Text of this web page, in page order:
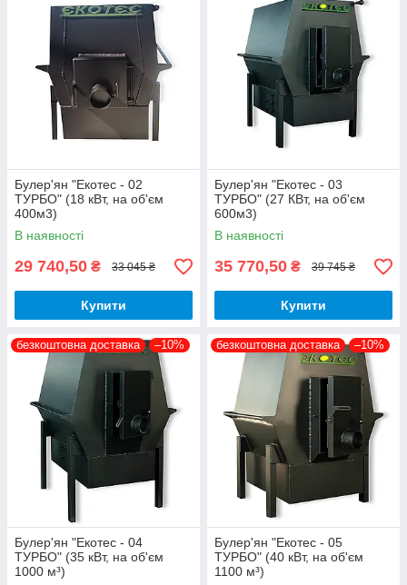
Булер'ян "Екотес - 02
ТУРБО" (18 кВт, на об'єм
400м3)
В наявності
29 740,50 ₴ 33 045 ₴
Купити
Булер'ян "Екотес - 03
ТУРБО" (27 КВт, на об'єм
600м3)
В наявності
35 770,50 ₴ 39 745 ₴
Купити
безкоштовна доставка –10%
Булер'ян "Екотес - 04
ТУРБО" (35 кВт, на об'єм
1000 м³)
безкоштовна доставка –10%
Булер'ян "Екотес - 05
ТУРБО" (40 кВт, на об'єм
1100 м³)